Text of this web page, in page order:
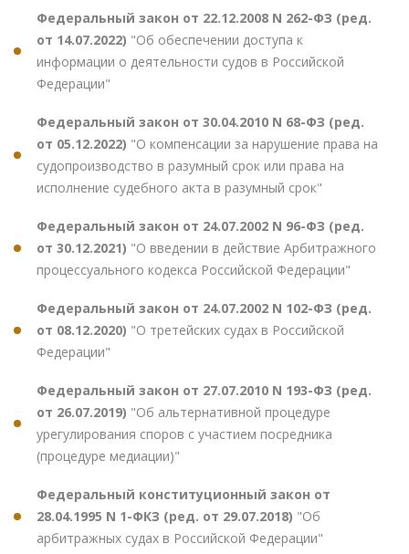
Федеральный закон от 22.12.2008 N 262-ФЗ (ред.
от 14.07.2022) "Об обеспечении доступа к
информации о деятельности судов в Российской
Федерации"
Федеральный закон от 30.04.2010 N 68-ФЗ (ред.
от 05.12.2022) "О компенсации за нарушение права на
судопроизводство в разумный срок или права на
исполнение судебного акта в разумный срок"
Федеральный закон от 24.07.2002 N 96-ФЗ (ред.
от 30.12.2021) "О введении в действие Арбитражного
процессуального кодекса Российской Федерации"
Федеральный закон от 24.07.2002 N 102-ФЗ (ред.
от 08.12.2020) "О третейских судах в Российской
Федерации"
Федеральный закон от 27.07.2010 N 193-ФЗ (ред.
от 26.07.2019) "Об альтернативной процедуре
урегулирования споров с участием посредника
(процедуре медиации)"
Федеральный конституционный закон от
28.04.1995 N 1-ФКЗ (ред. от 29.07.2018) "Об
арбитражных судах в Российской Федерации"